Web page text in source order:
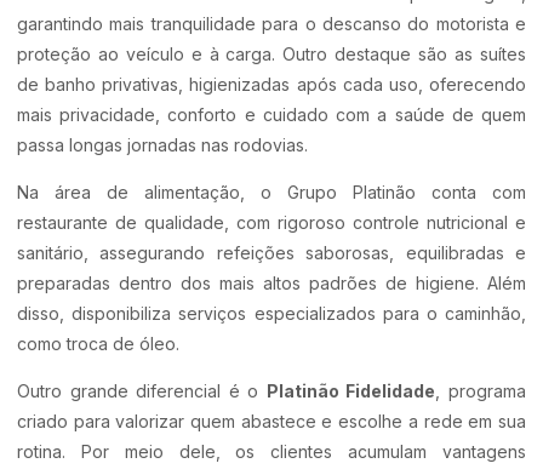
garantindo mais tranquilidade para o descanso do motorista e
proteção ao veículo e à carga. Outro destaque são as suítes
de banho privativas, higienizadas após cada uso, oferecendo
mais privacidade, conforto e cuidado com a saúde de quem
passa longas jornadas nas rodovias.
Na área de alimentação, o Grupo Platinão conta com
restaurante de qualidade, com rigoroso controle nutricional e
sanitário, assegurando refeições saborosas, equilibradas e
preparadas dentro dos mais altos padrões de higiene. Além
disso, disponibiliza serviços especializados para o caminhão,
como troca de óleo.
Outro grande diferencial é o Platinão Fidelidade , programa
criado para valorizar quem abastece e escolhe a rede em sua
rotina. Por meio dele, os clientes acumulam vantagens